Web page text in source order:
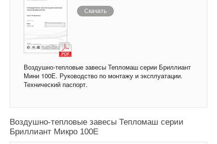
Скачать
Воздушно-тепловые завесы Тепломаш серии Бриллиант
Мини 100Е. Руководство по монтажу и эксплуатации.
Технический паспорт.
Воздушно-тепловые завесы Тепломаш серии
Бриллиант Микро 100Е